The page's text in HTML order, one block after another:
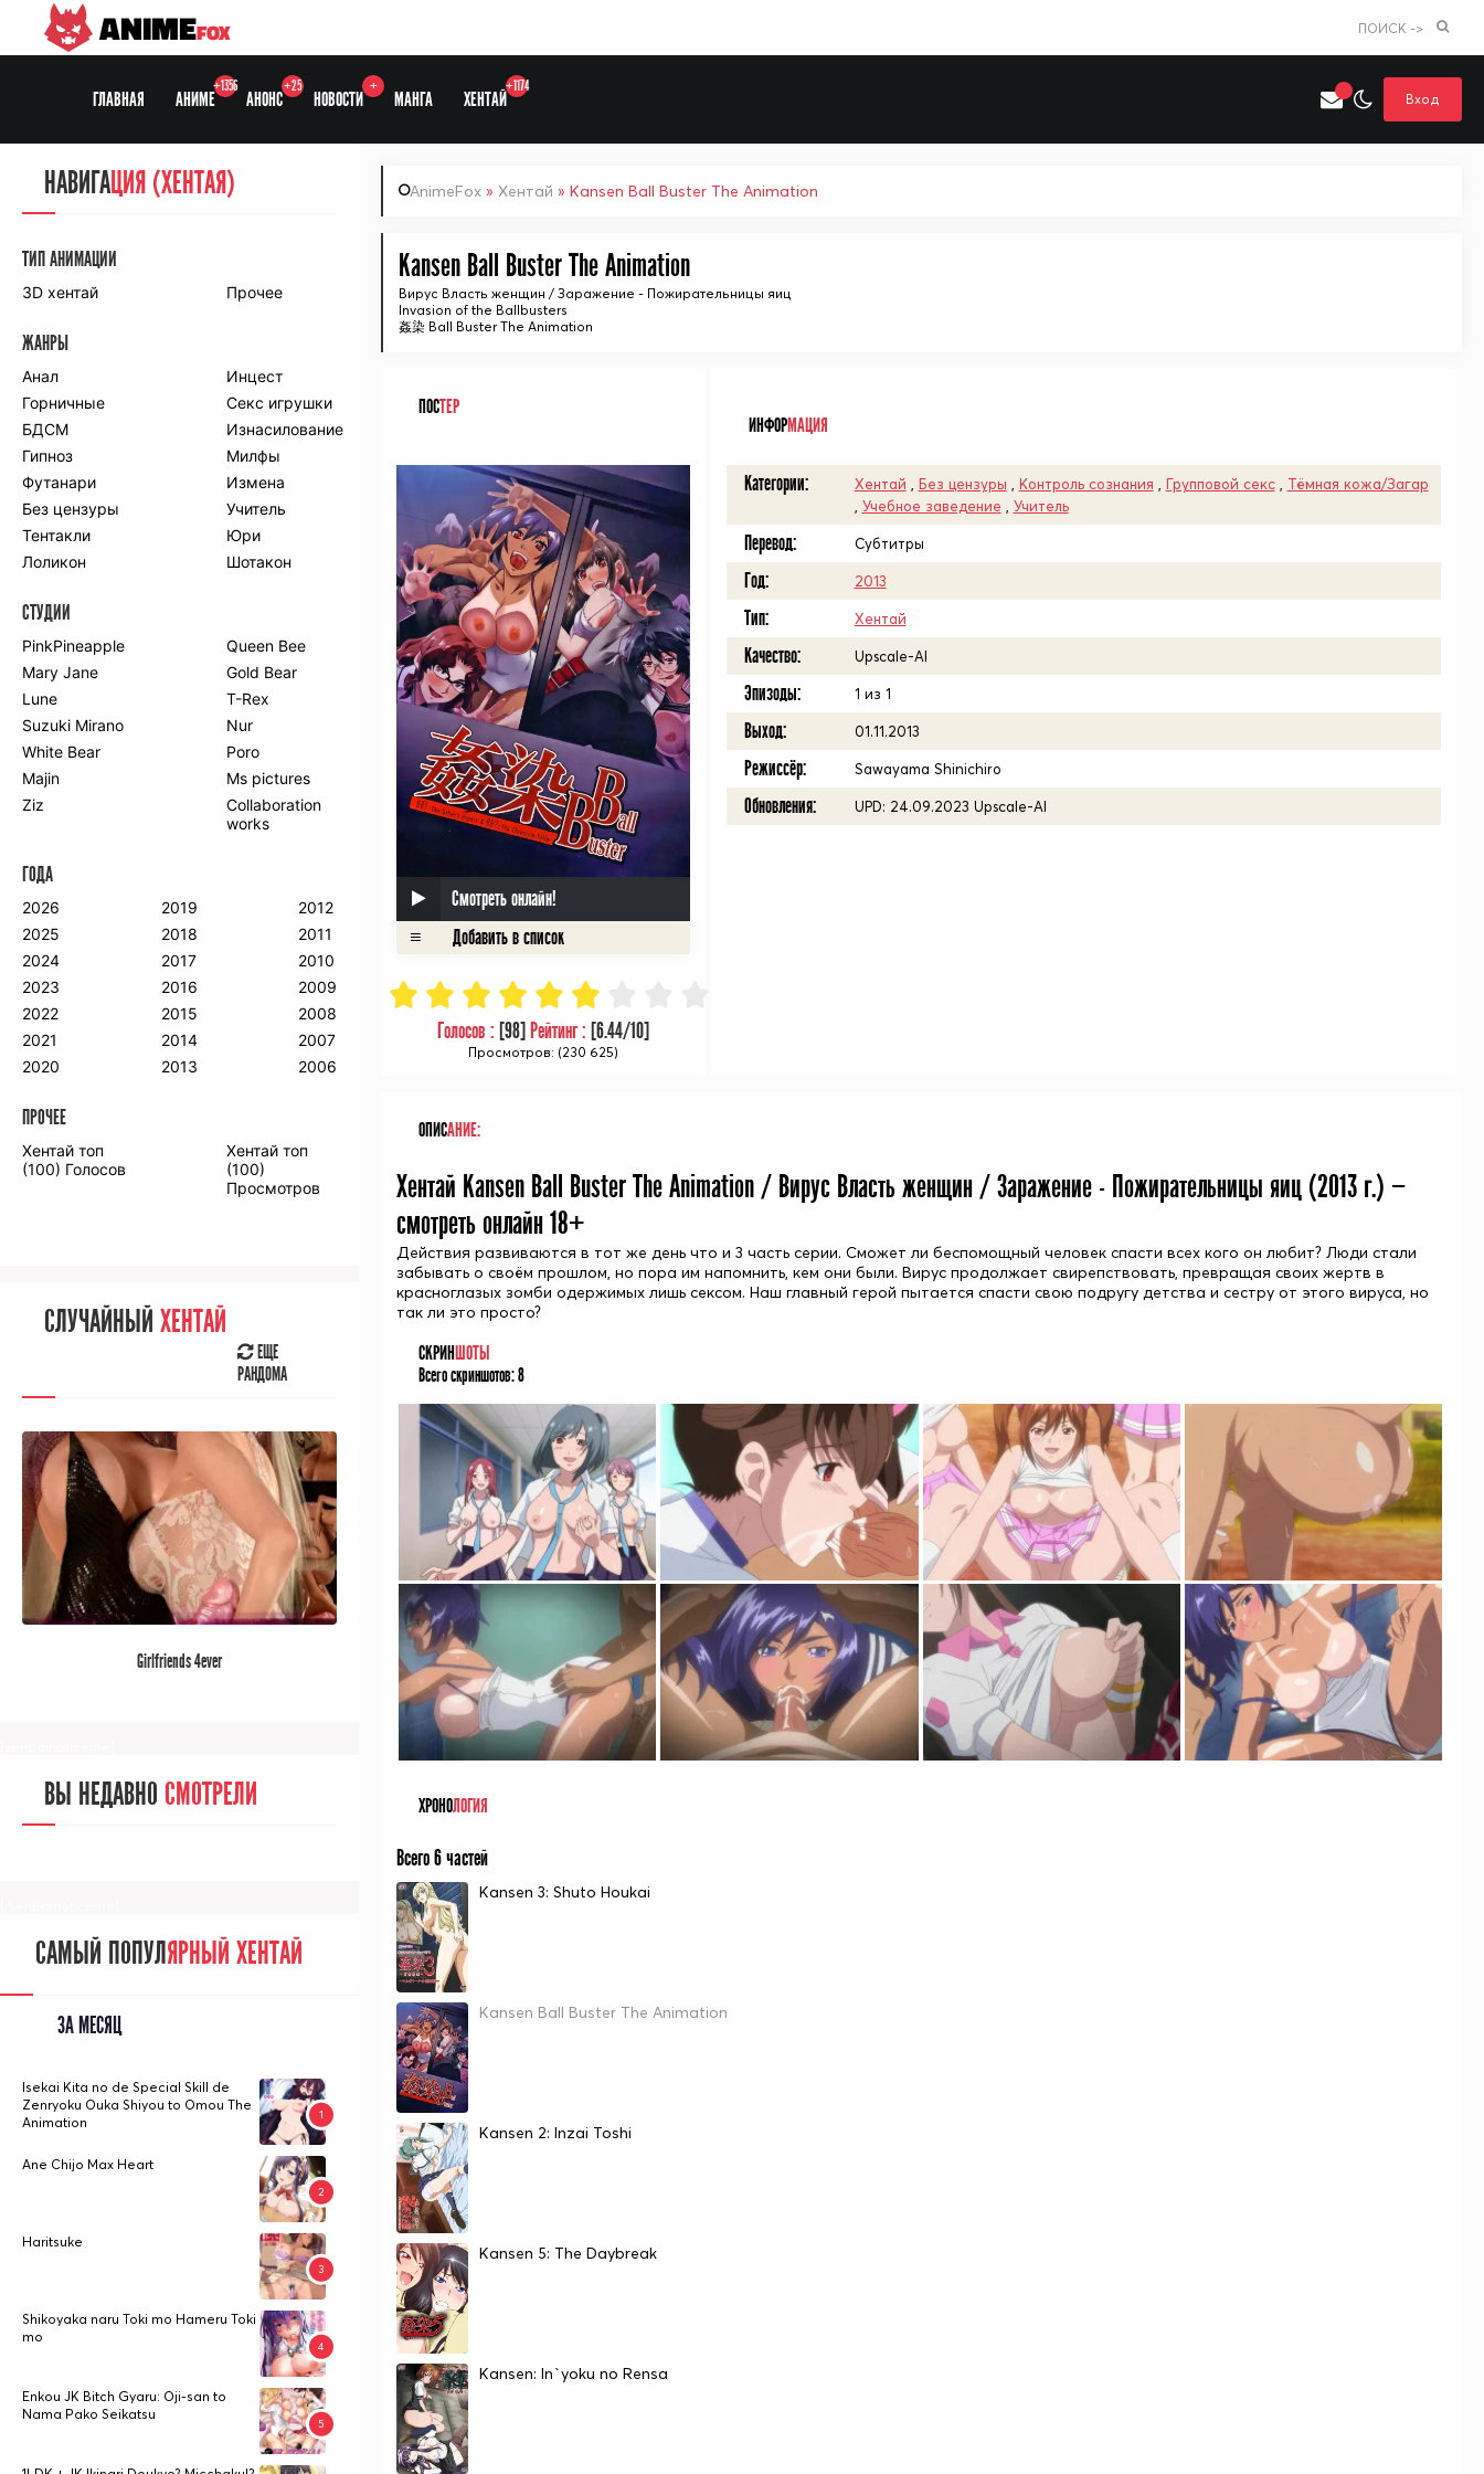
ANIMEFOX ПОИСК ->
ГЛАВНАЯ АНИМЕ
+1356
АНОНС
+25
НОВОСТИ
+
МАНГА ХЕНТАЙ
+1174
Вход
AnimeFox » Хентай » Kansen Ball Buster The Animation
Kansen Ball Buster The Animation
Вирус Власть женщин / Заражение - Пожирательницы яиц
Invasion of the Ballbusters
姦染 Ball Buster The Animation
ПОСТЕР
Смотреть онлайн!
Голосов : [98] Рейтинг : [6.44/10]
Просмотров: (230 625)
ИНФОРМАЦИЯ
Категории: Хентай Без цензуры Контроль сознания Групповой секс, Тёмная кожа/Загар
Учебное заведение Учитель
Перевод: Субтитры
Год: 2013
Тип: Хентай
Качество: Upscale-AI
Эпизоды: 1 из 1
Выход: 01.11.2013
Режиссёр: Sawayama Shinichiro
Обновления: UPD: 24.09.2023 Upscale-AI
ОПИСАНИЕ:
Хентай Kansen Ball Buster The Animation / Вирус Власть женщин / Заражение - Пожирательницы яиц (2013 г.) —
смотреть онлайн 18+
Действия развиваются в тот же день что и 3 часть серии. Сможет ли беспомощный человек спасти всех кого он любит? Люди стали
забывать о своём прошлом, но пора им напомнить, кем они были. Вирус продолжает свирепствовать, превращая своих жертв в
красноглазых зомби одержимых лишь сексом. Наш главный герой пытается спасти свою подругу детства и сестру от этого вируса, но
так ли это просто?
СКРИНШОТЫ
Всего скриншотов:8
ХРОНОЛОГИЯ
Всего 6 частей
Kansen 3: Shuto Houkai
Kansen Ball Buster The Animation
Kansen 2: Inzai Toshi
Kansen 5: The Daybreak
Kansen: In`yoku no Rensa
НАВИГАЦИЯ
СЕЗОНЫ
Anidub
Animedia
Kansai studio
Onibaku
Shiza project
ПО ЖАНРАМ
Комедия
Приключения
Романтика
Школа
Этти
Боевые
искусства
Гарем
Драма
Игры
Исторический
Магия
Фантастика
Фэнтези
Мистика
Попаданцы в
другой мир
Хентай
ПО ГОДУ
2023
2022
2021
2020
2019
2018
2017
2016
2013
2012
2011
2010
2009
2008
2005
2004
2003
2002
2001
2000
ПРОЧЕЕ
Аниме фильмы Аниме OVA
СЛУЧАЙНОЕ АНИМЕ
РАНДОМА
ВЫ НЕДАВНОСМОТРЕЛИ
[/senpainoticeme]
САМЫЙ ПОПУЛЯРНЫЙ АНИМЕ
НАВИГАЦИЯ (ХЕНТАЯ)
ТИП АНИМАЦИИ
3D хентай Прочее
ЖАНРЫ
Анал
Инцест
Горничные
Секс игрушки
БДСМ
Изнасилование
Гипноз
Милфы
Футанари
Измена
Без цензуры
Учитель
Тентакли
Юри
Лоликон
Шотакон
СТУДИИ
PinkPineapple
Queen Bee
Mary Jane
Gold Bear
Lune
T-Rex
Suzuki Mirano
Nur
White Bear
Poro
Majin
Ms pictures
Ziz
Collaboration
works
ГОДА
2026
2025
2024
2023
2022
2021
2020
2019
2018
2017
2016
2015
2014
2013
2012
2011
2010
2009
2008
2007
2006
ПРОЧЕЕ
Хентай топ
(100) Голосов
Хентай топ
(100)
Просмотров
СЛУЧАЙНЫЙ ХЕНТАЙ
ЕЩЕ
РАНДОМА
Girlfriends 4ever
ВЫ НЕДАВНО СМОТРЕЛИ
САМЫЙ ПОПУЛЯРНЫЙ ХЕНТАЙ
ЗА МЕСЯЦ
Isekai Kita no de Special Skill de
Zenryoku Ouka Shiyou to Omou The
Animation
Ane Chijo Max Heart
Haritsuke
Shikoyaka naru Toki mo Hameru Toki
mo
Enkou JK Bitch Gyaru: Oji-san to
Nama Pako Seikatsu